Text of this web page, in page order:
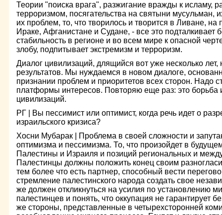
Теории "поиска врага", разжигание вражды к исламу,
терроризмом, посягательства на святыни мусульман,
их проблем, то, что творилось и творится в Ливане, на
Ираке, Афганистане и Судане, - все это подталкивает
стабильность в регионе и во всем мире к опасной
злобу, подпитывает экстремизм и терроризм.
Диалог цивилизаций, длящийся вот уже несколько
результатов. Мы нуждаемся в новом диалоге,
признании проблем и приоритетов всех сторон. Надо
платформы интересов. Повторяю еще раз: это борьба
цивилизаций.
РГ | Вы пессимист или оптимист, когда речь идет о
израильского кризиса?
Хосни Мубарак | Проблема в своей сложности и
оптимизма и пессимизма. То, что произойдет в
Палестины и Израиля и позиций региональных и
Палестинцы должны положить конец своим
тем более что есть партнер, способный вести
стремление палестинского народа создать свое
же должен откликнуться на усилия по установлению
палестинцев и понять, что оккупация не гарантирует
же стороны, представленные в четырехсторонней